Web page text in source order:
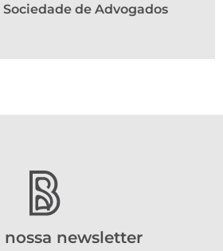
de Advogados
nossa newsletter